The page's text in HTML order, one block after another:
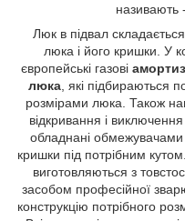
називають -
Люк в підвал
люка і його кришки. У
європейські газові
люка, які підбираються
розмірами люка. Також
відкривання і
обладнані обмежувачами
кришки під потрібним
виготовляються з
засобом професійної
конструкцію потрібного